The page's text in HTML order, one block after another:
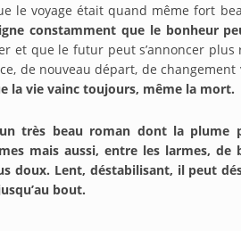
le voyage était quand même fort
constamment que le bonheur
et que le futur peut s’annoncer plus
de nouveau départ, de changement
la vie vainc toujours, même la mort.
très beau roman dont la plume
mais aussi, entre les larmes, de
doux. Lent, déstabilisant, il peut
bout.